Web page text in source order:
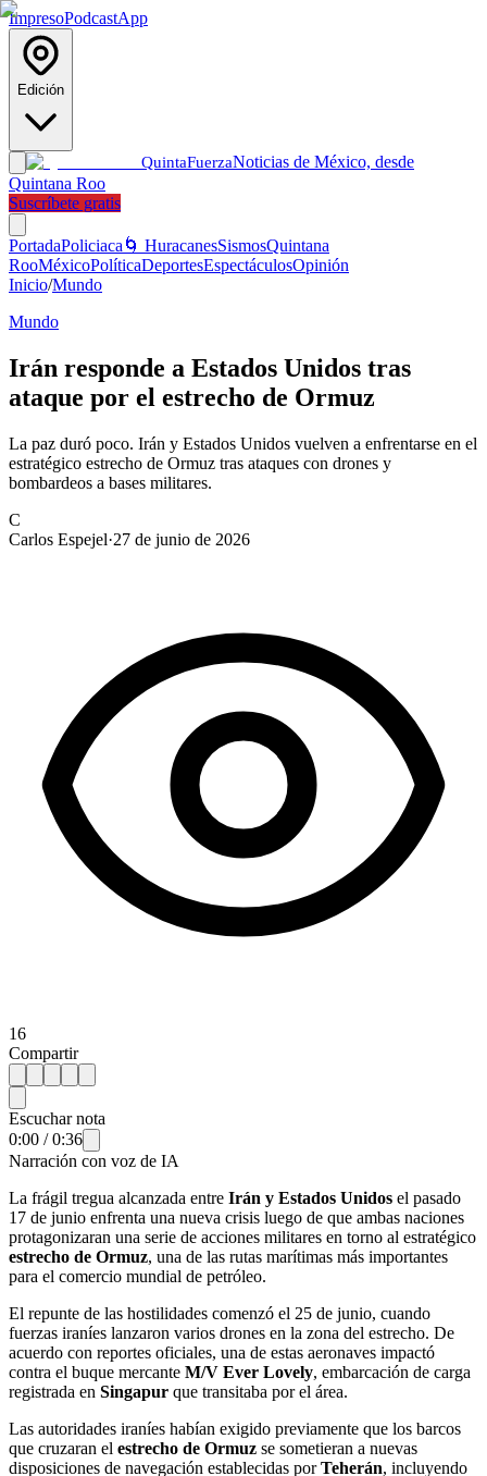
ImpresoPodcastApp
Edición
QuintaFuerzaNoticias de México, desde
Quintana Roo
Suscríbete gratis
PortadaPoliciaca 🌀 HuracanesSismosQuintana
RooMéxicoPolíticaDeportesEspectáculosOpinión
Inicio/Mundo
Mundo
Irán responde a Estados Unidos tras
ataque por el estrecho de Ormuz
La paz duró poco. Irán y Estados Unidos vuelven a enfrentarse en el
estratégico estrecho de Ormuz tras ataques con drones y
bombardeos a bases militares.
C
Carlos Espejel·27 de junio de 2026
16
Compartir
Escuchar nota
0:00 /0:36
Narración con voz de IA
La frágil tregua alcanzada entre Irán y Estados Unidos el pasado
17 de junio enfrenta una nueva crisis luego de que ambas naciones
protagonizaran una serie de acciones militares en torno al estratégico
estrecho de Ormuz, una de las rutas marítimas más importantes
para el comercio mundial de petróleo.
El repunte de las hostilidades comenzó el 25 de junio, cuando
fuerzas iraníes lanzaron varios drones en la zona del estrecho. De
acuerdo con reportes oficiales, una de estas aeronaves impactó
contra el buque mercante M/V Ever Lovely, embarcación de carga
registrada en Singapur que transitaba por el área.
Las autoridades iraníes habían exigido previamente que los barcos
que cruzaran el estrecho de Ormuz se sometieran a nuevas
disposiciones de navegación establecidas porTeherán, incluyendo